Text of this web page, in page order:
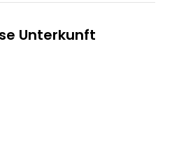
Unterkunft